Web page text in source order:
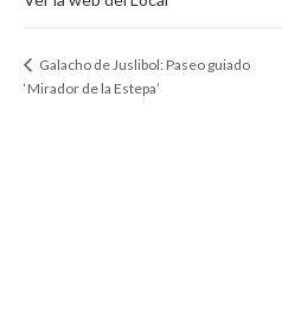
Galacho de Juslibol: Paseo guiado
‘Mirador de la Estepa’